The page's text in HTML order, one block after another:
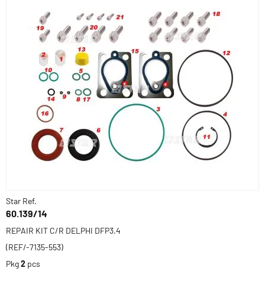
Star Ref.
60.139/14
REPAIR KIT C/R DELPHI DFP3.4
(REF/-7135-553)
Pkg2 pcs